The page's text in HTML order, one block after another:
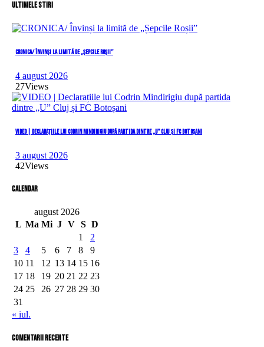
Ultimele stiri
CRONICA/ Învinși la limită de „Șepcile Roșii”
4 august 2026
27Views
VIDEO | Declarațiile lui Codrin Mindirigiu după partida dintre „U” Cluj și FC Botoșani
3 august 2026
42Views
Calendar
august 2026
L Ma Mi J V S D
1
2
3
4 5 6 7 8
9
10 11 12 13 14 15 16
17 18 19 20 21 22 23
24 25 26 27 28 29 30
31
« iul.
comentarii recente